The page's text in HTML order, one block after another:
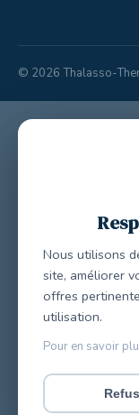
© 2026 Thalasso-
Nous utilisons
site, améliorer
offres
utilisation.
Pour en savoir